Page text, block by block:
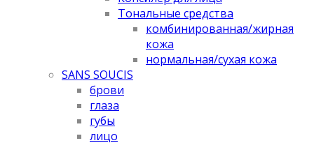
Тональные средства
комбинированная/жирная
кожа
нормальная/cухая кожа
SANS SOUCIS
брови
глаза
губы
лицо